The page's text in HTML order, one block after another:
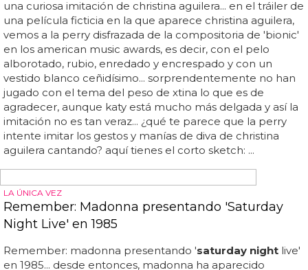
La chica fue la invitada musical en el 'saturday nightlive'
presentado por su amiga katy perry y decidió cantar el
primer y último single del proyecto 'body talk': 'dancing
on my own' y 'call your girlfriend'... las dos actuaciones
fueron espectaculares, y aunque a veces todo parecía un
poco playback, robyn nunca decepciona y menos con
temazos de ese calibre... robyn nunca deja de
sorprendernos... disfruta de sus actuaciones a
continuación: ... la sueca es conocida por sacar el jugo a
sus álbumes lo que no está dicho, y si el año pasado nos
regaló tres maravillosos mini álbumes que formaban
parte del pack 'body talk', años después sigue